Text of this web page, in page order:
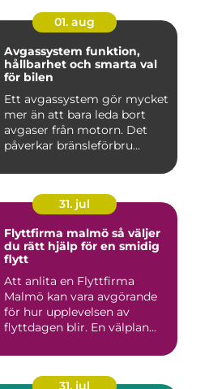
01. aug
Avgassystem funktion,
hållbarhet och smarta val
för bilen
Ett avgassystem gör mycket
mer än att bara leda bort
avgaser från motorn. Det
påverkar bränsleförbru...
31. jul
Flyttfirma malmö så väljer
du rätt hjälp för en smidig
flytt
Att anlita en Flyttfirma
Malmö kan vara avgörande
för hur upplevelsen av
flyttdagen blir. En välplan...
31. jul